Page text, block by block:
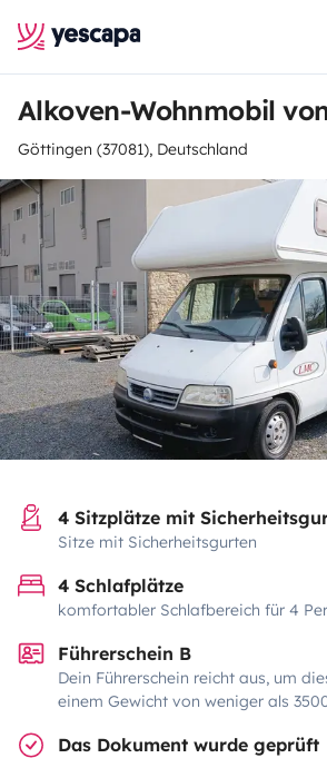
Alkoven-Wohnmobil
Göttingen (37081), Deutschland
4 Sitzplätze mit
Sitze mit Sicherheitsgurten
4 Schlafplätze
komfortabler Schlafbereich für 4
Führerschein B
Dein Führerschein reicht aus, um
einem Gewicht von weniger als
Das Dokument wurde geprüft